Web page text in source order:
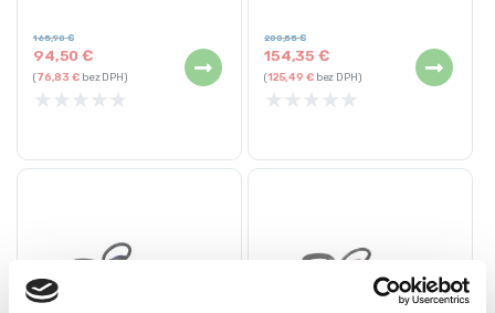
94,50€
165,90€
(76,83€bez DPH)
★ ★ ★ ★ ★
154,35€
200,55€
(125,49 €bez DPH)
★ ★ ★ ★ ★